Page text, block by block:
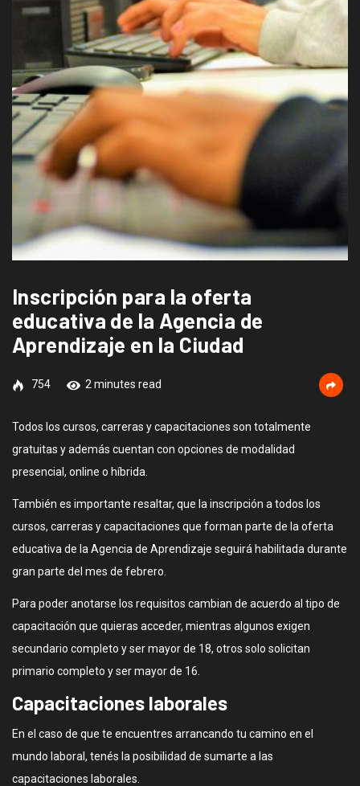
Inscripción para la oferta
educativa de la Agencia de
Aprendizaje en la Ciudad
754 2 minutes read
Todos los cursos, carreras y capacitaciones son totalmente
gratuitas y además cuentan con opciones de modalidad
presencial, online o híbrida.
También es importante resaltar, que la inscripción a todos los
cursos, carreras y capacitaciones que forman parte de la oferta
educativa de la Agencia de Aprendizaje seguirá habilitada durante
gran parte del mes de febrero.
Para poder anotarse los requisitos cambian de acuerdo al tipo de
capacitación que quieras acceder, mientras algunos exigen
secundario completo y ser mayor de 18, otros solo solicitan
primario completo y ser mayor de 16.
Capacitaciones laborales
En el caso de que te encuentres arrancando tu camino en el
mundo laboral, tenés la posibilidad de sumarte a las
capacitaciones laborales.